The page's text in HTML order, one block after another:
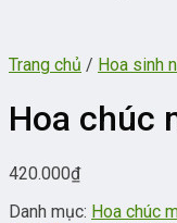
Trang chủ / Hoa sinh
Hoa chúc
420.000₫
Danh mục: Hoa chúc